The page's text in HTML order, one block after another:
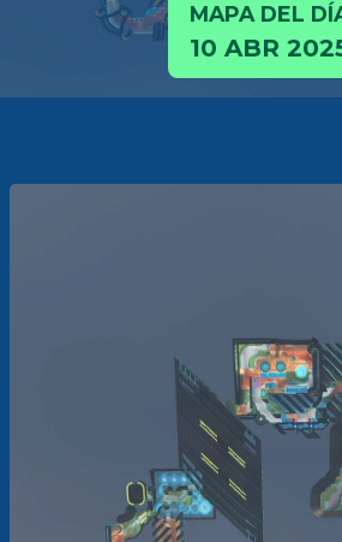
MAPA DEL
10 ABR